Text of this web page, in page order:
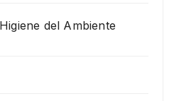
del Ambiente